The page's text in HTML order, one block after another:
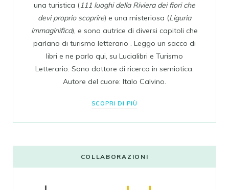
una turistica (111 luoghi della Riviera dei fiori che
devi proprio scoprire) e una misteriosa (Liguria
immaginifica), e sono autrice di diversi capitoli che
parlano di turismo letterario . Leggo un sacco di
libri e ne parlo qui, su Lucialibri e Turismo
Letterario. Sono dottore di ricerca in semiotica.
Autore del cuore: Italo Calvino.
SCOPRI DI PIÙ
COLLABORAZIONI